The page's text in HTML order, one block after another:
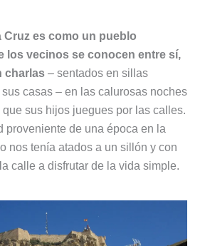
Cruz es como un pueblo
los vecinos se conocen entre sí,
charlas– sentados en sillas
casas – en las calurosas noches
sus hijos juegues por las calles.
proveniente de una época en la
nos tenía atados a un sillón y con
calle a disfrutar de la vida simple.